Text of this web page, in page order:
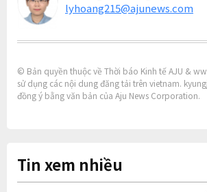
lyhoang215@ajunews.com
© Bản quyền thuộc về Thời báo Kinh tế AJU &
sử dụng các nội dung đăng tải trên vietnam.
đồng ý bằng văn bản của Aju News Corporation.
Tin xem nhiều